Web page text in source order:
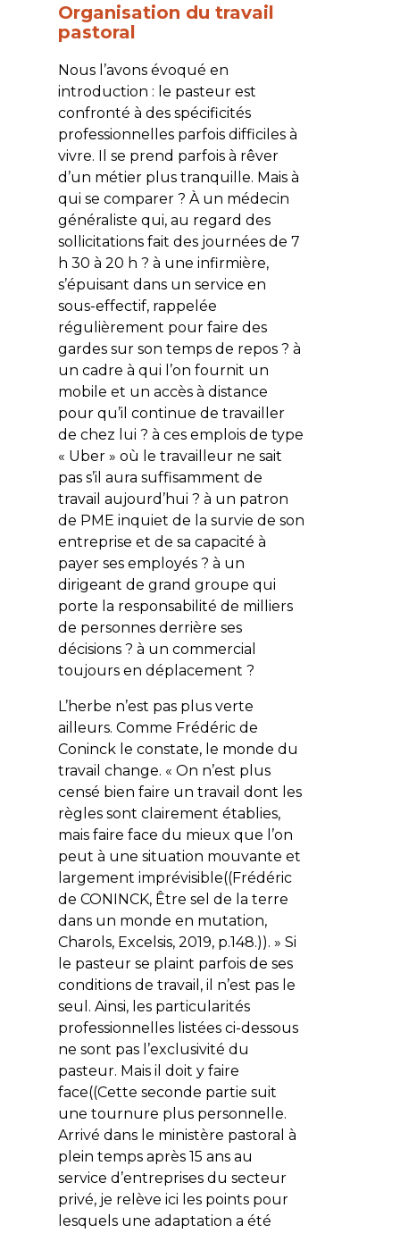
Organisation du travail
pastoral
Nous l’avons évoqué en
introduction : le pasteur est
confronté à des spécificités
professionnelles parfois difficiles à
vivre. Il se prend parfois à rêver
d’un métier plus tranquille. Mais à
qui se comparer ? À un médecin
généraliste qui, au regard des
sollicitations fait des journées de 7
h 30 à 20 h ? à une infirmière,
s’épuisant dans un service en
sous-effectif, rappelée
régulièrement pour faire des
gardes sur son temps de repos ? à
un cadre à qui l’on fournit un
mobile et un accès à distance
pour qu’il continue de travailler
de chez lui ? à ces emplois de type
« Uber » où le travailleur ne sait
pas s’il aura suffisamment de
travail aujourd’hui ? à un patron
de PME inquiet de la survie de son
entreprise et de sa capacité à
payer ses employés ? à un
dirigeant de grand groupe qui
porte la responsabilité de milliers
de personnes derrière ses
décisions ? à un commercial
toujours en déplacement ?
L’herbe n’est pas plus verte
ailleurs. Comme Frédéric de
Coninck le constate, le monde du
travail change. « On n’est plus
censé bien faire un travail dont les
règles sont clairement établies,
mais faire face du mieux que l’on
peut à une situation mouvante et
largement imprévisible((Frédéric
de CONINCK, Être sel de la terre
dans un monde en mutation,
Charols, Excelsis, 2019, p.148.)). » Si
le pasteur se plaint parfois de ses
conditions de travail, il n’est pas le
seul. Ainsi, les particularités
professionnelles listées ci-dessous
ne sont pas l’exclusivité du
pasteur. Mais il doit y faire
face((Cette seconde partie suit
une tournure plus personnelle.
Arrivé dans le ministère pastoral à
plein temps après 15 ans au
service d’entreprises du secteur
privé, je relève ici les points pour
lesquels une adaptation a été